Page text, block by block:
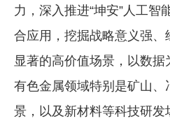
力，深入推进“坤安”人工智
合应用，挖掘战略意义强、
显著的高价值场景，以数
有色金属领域特别是矿山、
景，以及新材料等科技研发